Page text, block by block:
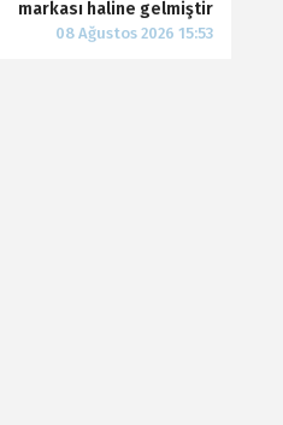
markası haline gelmiştir